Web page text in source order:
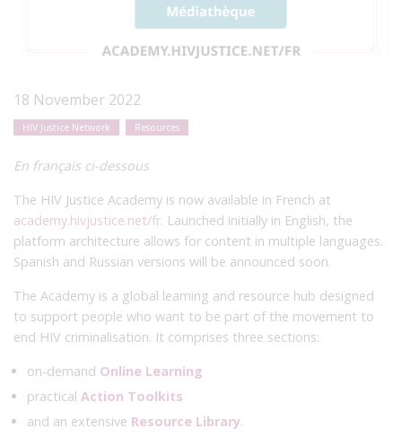
18 November 2022
HIV Justice Network Resources
En français ci-dessous
The HIV Justice Academy is now available in French at
academy.hivjustice.net/fr. Launched initially in English, the
platform architecture allows for content in multiple languages.
Spanish and Russian versions will be announced soon.
The Academy is a global learning and resource hub designed
to support people who want to be part of the movement to
end HIV criminalisation. It comprises three sections:
on-demand Online Learning
practical Action Toolkits
and an extensive Resource Library.